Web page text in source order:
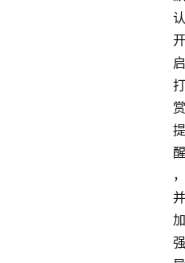
认
开
启
打
赏
提
醒
，
并
加
强